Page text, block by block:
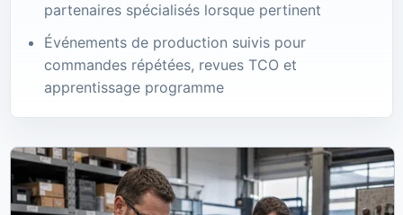
partenaires spécialisés lorsque pertinent
Événements de production suivis pour
commandes répétées, revues TCO et
apprentissage programme